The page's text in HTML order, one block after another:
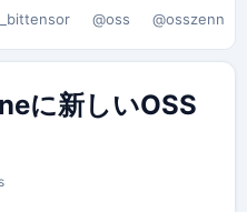
@oss @osszenn
に新しいOSS